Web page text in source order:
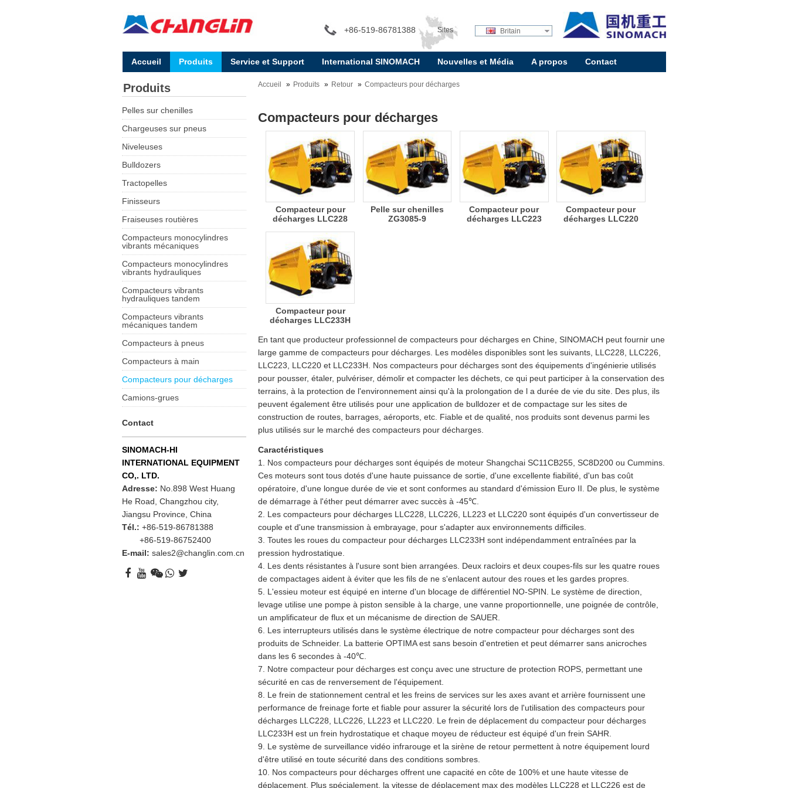
+86-519-86781388 Sites
internationaux:
Britain
Accueil Produits Service et Support International SINOMACH Nouvelles et Média A propos Contact
Accueil Produits Retour Compacteurs pour décharges
Compacteurs pour décharges
Compacteur pour
décharges LLC228
Pelle sur chenilles
ZG3085-9
Compacteur pour
décharges LLC223
Compacteur pour
décharges LLC220
Compacteur pour
décharges LLC233H
En tant que producteur professionnel de compacteurs pour décharges en Chine, SINOMACH peut fournir une
large gamme de compacteurs pour décharges. Les modèles disponibles sont les suivants, LLC228, LLC226,
LLC223, LLC220 et LLC233H. Nos compacteurs pour décharges sont des équipements d'ingénierie utilisés
pour pousser, étaler, pulvériser, démolir et compacter les déchets, ce qui peut participer à la conservation des
terrains, à la protection de l'environnement ainsi qu'à la prolongation de l a durée de vie du site. Des plus, ils
peuvent également être utilisés pour une application de bulldozer et de compactage sur les sites de
construction de routes, barrages, aéroports, etc. Fiable et de qualité, nos produits sont devenus parmi les
plus utilisés sur le marché des compacteurs pour décharges.
Caractéristiques
1. Nos compacteurs pour décharges sont équipés de moteur Shangchai SC11CB255, SC8D200 ou Cummins.
Ces moteurs sont tous dotés d'une haute puissance de sortie, d'une excellente fiabilité, d'un bas coût
opératoire, d'une longue durée de vie et sont conformes au standard d'émission Euro II. De plus, le système
de démarrage à l'éther peut démarrer avec succès à -45℃.
2. Les compacteurs pour décharges LLC228, LLC226, LL223 et LLC220 sont équipés d'un convertisseur de
couple et d'une transmission à embrayage, pour s'adapter aux environnements difficiles.
3. Toutes les roues du compacteur pour décharges LLC233H sont indépendamment entraînées par la
pression hydrostatique.
4. Les dents résistantes à l'usure sont bien arrangées. Deux racloirs et deux coupes-fils sur les quatre roues
de compactages aident à éviter que les fils de ne s'enlacent autour des roues et les gardes propres.
5. L'essieu moteur est équipé en interne d'un blocage de différentiel NO-SPIN. Le système de direction,
levage utilise une pompe à piston sensible à la charge, une vanne proportionnelle, une poignée de contrôle,
un amplificateur de flux et un mécanisme de direction de SAUER.
6. Les interrupteurs utilisés dans le système électrique de notre compacteur pour décharges sont des
produits de Schneider. La batterie OPTIMA est sans besoin d'entretien et peut démarrer sans anicroches
dans les 6 secondes à -40℃.
7. Notre compacteur pour décharges est conçu avec une structure de protection ROPS, permettant une
sécurité en cas de renversement de l'équipement.
8. Le frein de stationnement central et les freins de services sur les axes avant et arrière fournissent une
performance de freinage forte et fiable pour assurer la sécurité lors de l'utilisation des compacteurs pour
décharges LLC228, LLC226, LL223 et LLC220. Le frein de déplacement du compacteur pour décharges
LLC233H est un frein hydrostatique et chaque moyeu de réducteur est équipé d'un frein SAHR.
9. Le système de surveillance vidéo infrarouge et la sirène de retour permettent à notre équipement lourd
d'être utilisé en toute sécurité dans des conditions sombres.
10. Nos compacteurs pour décharges offrent une capacité en côte de 100% et une haute vitesse de
déplacement. Plus spécialement, la vitesse de déplacement max des modèles LLC228 et LLC226 est de
Produits
Pelles sur chenilles
Chargeuses sur pneus
Niveleuses
Bulldozers
Tractopelles
Finisseurs
Fraiseuses routières
Compacteurs monocylindres
vibrants mécaniques
Compacteurs monocylindres
vibrants hydrauliques
Compacteurs vibrants
hydrauliques tandem
Compacteurs vibrants
mécaniques tandem
Compacteurs à pneus
Compacteurs à main
Compacteurs pour décharges
Camions-grues
Contact
SINOMACH-HI
INTERNATIONAL EQUIPMENT
CO,. LTD.
Adresse: No.898 West Huang
He Road, Changzhou city,
Jiangsu Province, China
Tél.: +86-519-86781388
+86-519-86752400
E-mail:sales2@changlin.com.cn